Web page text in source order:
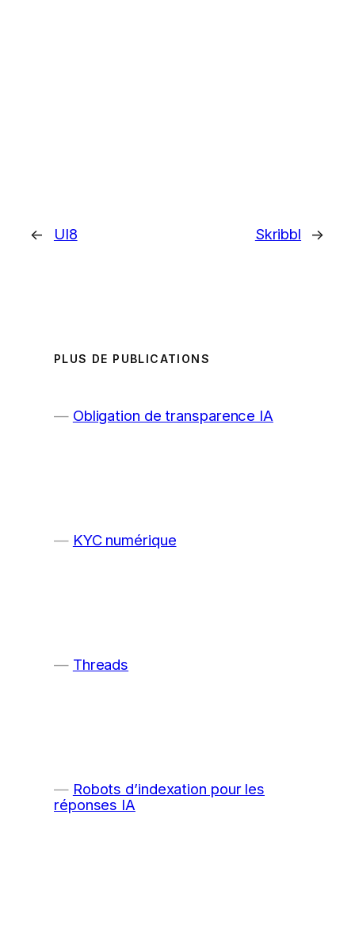
← UI8 Skribbl →
PLUS DE PUBLICATIONS
Obligation de transparence IA
KYC numérique
Threads
Robots d’indexation pour les
réponses IA